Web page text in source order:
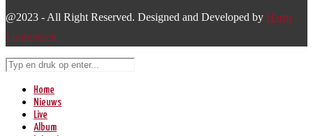
@2023 - All Right Reserved. Designed and Developed by Harm
Lourenssen
Home
Nieuws
Live
Album